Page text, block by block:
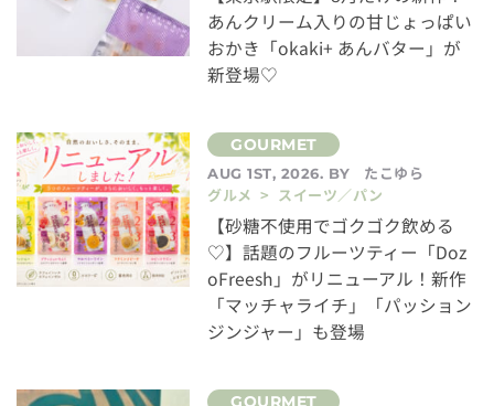
あんクリーム入りの甘じょっぱい
おかき「okaki+ あんバター」が
新登場♡
AUG 1ST, 2026. BY
たこゆら
グルメ > スイーツ／パン
【砂糖不使用でゴクゴク飲める
♡】話題のフルーツティー「Doz
oFreesh」がリニューアル！新作
「マッチャライチ」「パッション
ジンジャー」も登場